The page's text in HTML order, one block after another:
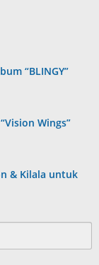
“BLINGY”
Wings”
& Kilala untuk